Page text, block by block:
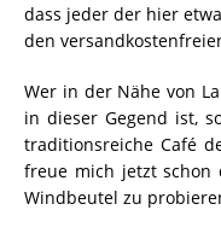
dass jeder der hier
den
Wer in der Nähe von
in dieser Gegend ist,
traditionsreiche Café
freue mich jetzt schon
Windbeutel zu